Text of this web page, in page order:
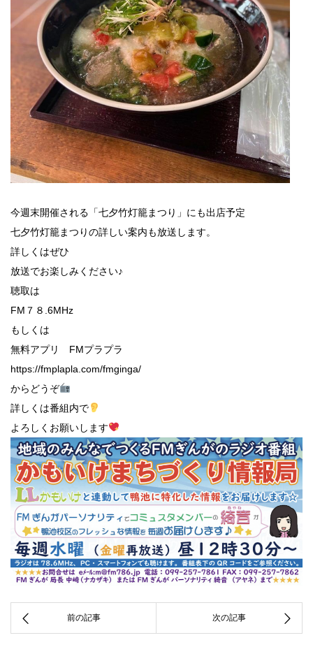
今週末開催される「七夕竹灯籠まつり」にも出店予定
七夕竹灯籠まつりの詳しい案内も放送します。
詳しくはぜひ
放送でお楽しみください♪
聴取は
FM７８.6MHz
もしくは
無料アプリ FMプラプラ
https://fmplapla.com/fmginga/
からどうぞ
詳しくは番組内で
よろしくお願いします